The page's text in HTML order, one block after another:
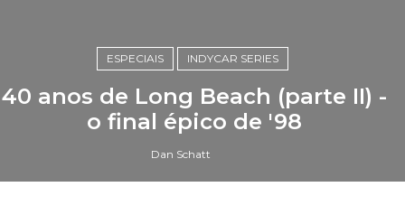
ESPECIAIS INDYCAR SERIES
40 anos de Long Beach (parte II) -
o final épico de '98
Dan Schatt